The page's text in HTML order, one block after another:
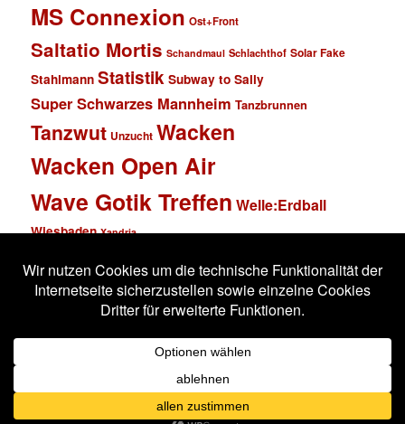
MS Connexion Ost+Front
Saltatio Mortis Schandmaul Schlachthof Solar Fake
Stahlmann Statistik Subway to Sally
Super Schwarzes Mannheim Tanzbrunnen
Tanzwut Unzucht Wacken
Wacken Open Air
Wave Gotik Treffen Welle:Erdball
Wiesbaden Xandria
Impressum
Stolz präsentiert von WordPress